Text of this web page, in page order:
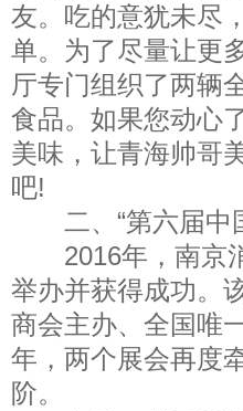
友。吃的意犹未尽
单。为了尽量让更
厅专门组织了两辆
食品。如果您动心
美味，让青海帅哥
吧!
二、“第六届中
2016年，南京消
举办并获得成功。
商会主办、全国唯
年，两个展会再度
阶。